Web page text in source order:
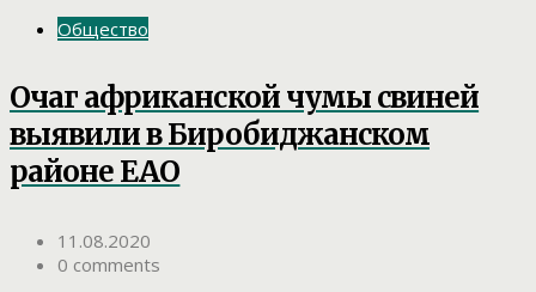
Общество
Очаг африканской чумы свиней
выявили в Биробиджанском
районе ЕАО
11.08.2020
0 comments